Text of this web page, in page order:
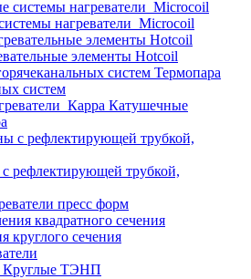
нагреватели_Microcoil
элементы Hotcoil
Термопара
систем
Катушечные
рефлектирующей трубкой,
пресс форм
квадратного сечения
круглого сечения
Круглые ТЭНП